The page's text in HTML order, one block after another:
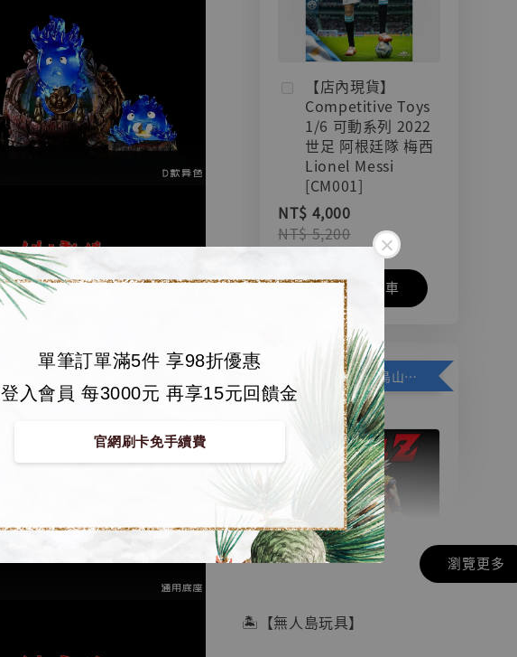
單筆訂單滿5件 享98折優惠
登入會員 每3000元 再享15元回饋金
官網刷卡免手續費
【店內現貨】
Competitive Toys
1/6 可動系列 2022
世足 阿根廷隊 梅西
Lionel Messi
[CM001]
NT$ 4,000
NT$ 5,200
加入購物車
加購優惠【悟空 鳥山明紀念款 [奇蹟工作室]】
【店內現貨】七龍珠
系列蒐藏雕像 悟空
瀏覽更多
🏝【無人島玩具】